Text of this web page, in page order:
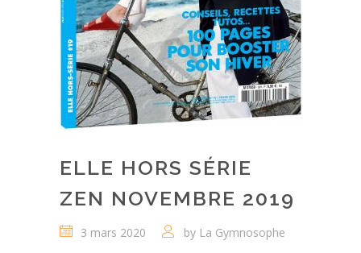
ELLE HORS SÉRIE
ZEN NOVEMBRE 2019
3 mars 2020 by La Gymnosophe